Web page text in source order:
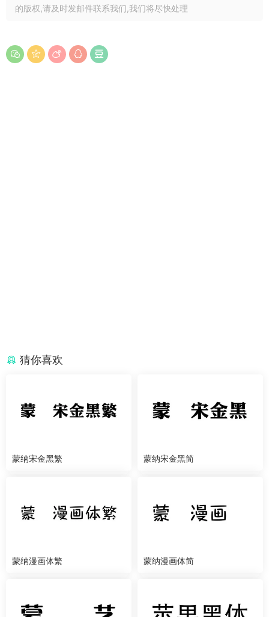
的版权,请及时发邮件联系我们,我们将尽快处理
猜你喜欢
蒙纳宋金黑繁 蒙纳宋金黑简
蒙纳漫画体繁 蒙纳漫画体简